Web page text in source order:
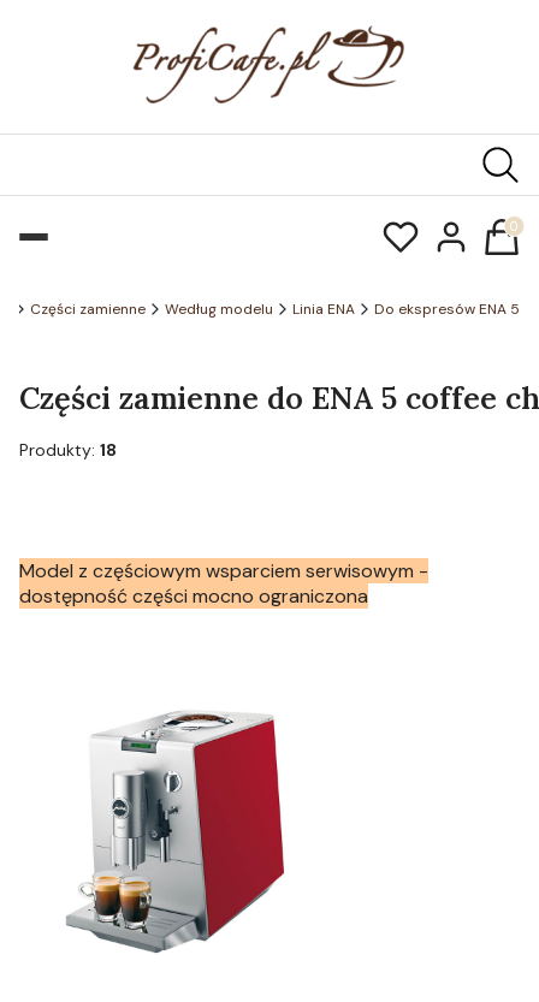
Części zamienne Według modelu Linia ENA Do ekspresów ENA 5
Części zamienne do ENA 5 coffee
Produkty: 18
Model z częściowym wsparciem serwisowym -
dostępność części mocno ograniczona